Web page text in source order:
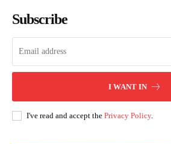
Subscribe
I WANT IN
I've read and accept the Privacy Policy.